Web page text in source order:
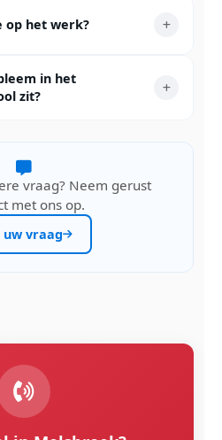
op het werk?
in het
zit?
vraag? Neem gerust
met ons op.
uw vraag